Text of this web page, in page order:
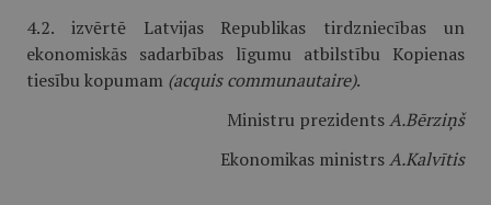
4.2. izvērtē Latvijas Republikas tirdzniecības un
ekonomiskās sadarbības līgumu atbilstību Kopienas
tiesību kopumam (acquis communautaire).
Ministru prezidentsA.Bērziņš
Ekonomikas ministrsA.Kalvītis